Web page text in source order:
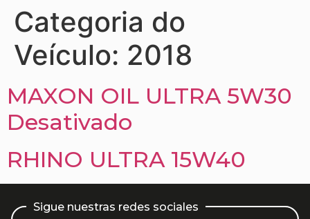
Categoria do
Veículo: 2018
MAXON OIL ULTRA 5W30
Desativado
RHINO ULTRA 15W40
Sigue nuestras redes sociales